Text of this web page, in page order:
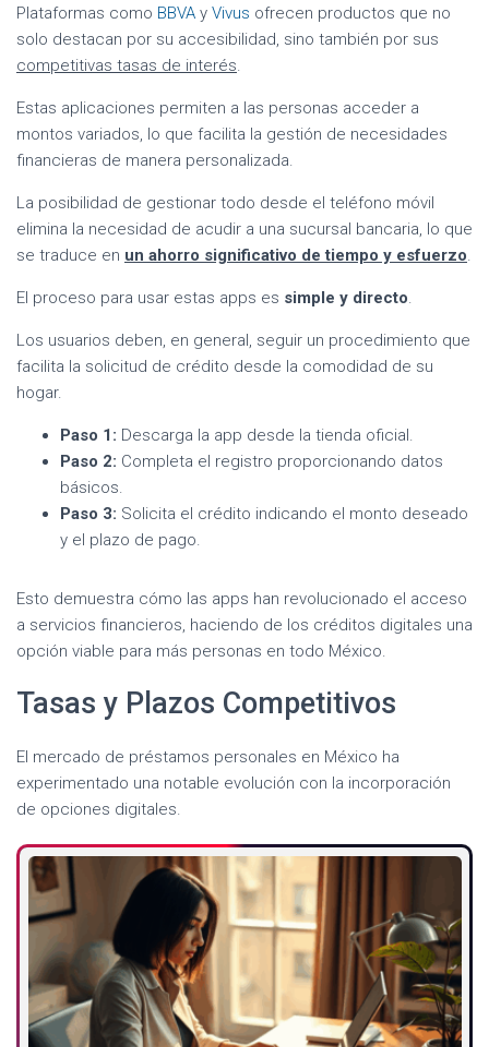
Plataformas como BBVA y Vivus ofrecen productos que no
solo destacan por su accesibilidad, sino también por sus
competitivas tasas de interés.
Estas aplicaciones permiten a las personas acceder a
montos variados, lo que facilita la gestión de necesidades
financieras de manera personalizada.
La posibilidad de gestionar todo desde el teléfono móvil
elimina la necesidad de acudir a una sucursal bancaria, lo que
se traduce en un ahorro significativo de tiempo y esfuerzo.
El proceso para usar estas apps es simple y directo.
Los usuarios deben, en general, seguir un procedimiento que
facilita la solicitud de crédito desde la comodidad de su
hogar.
Paso 1: Descarga la app desde la tienda oficial.
Paso 2: Completa el registro proporcionando datos
básicos.
Paso 3: Solicita el crédito indicando el monto deseado
y el plazo de pago.
Esto demuestra cómo las apps han revolucionado el acceso
a servicios financieros, haciendo de los créditos digitales una
opción viable para más personas en todo México.
Tasas y Plazos Competitivos
El mercado de préstamos personales en México ha
experimentado una notable evolución con la incorporación
de opciones digitales.